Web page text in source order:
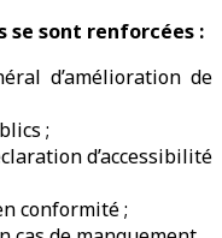
se sont renforcées :
d’amélioration de
;
d’accessibilité
conformité ;